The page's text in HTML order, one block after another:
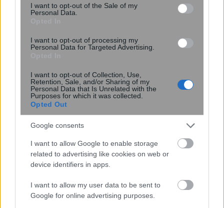
consent section.
I want to opt-out of the Sale of my
Personal Data.
I want to opt-out of processing my
Personal Data for Targeted Advertising.
I want to opt-out of Collection, Use,
Retention, Sale, and/or Sharing of my
Personal Data that Is Unrelated with the
Purposes for which it was collected.
Opted Out
Google consents
I want to allow Google to enable storage
related to advertising like cookies on web or
device identifiers in apps.
I want to allow my user data to be sent to
Google for online advertising purposes.
αποκαλύπτει τον μελλοντικό κίνδυνο
κατάθλιψης και άγχους – Τι έδειξε
μελέτη του Stanford με ...